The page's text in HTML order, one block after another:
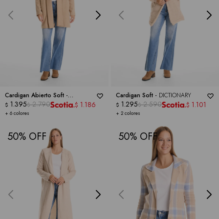
Cardigan Abierto Soft -
DICTIONARY
+ 6 colores
$ 1.395$ 2.790 $ 1.186
Cardigan Soft - DICTIONARY
+ 2 colores
$ 1.295$ 2.590 $ 1.101
50 50